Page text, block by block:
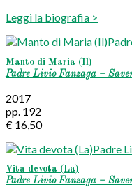
Leggi la biografia >
Manto di Maria (Il)
Padre Livio Fanzaga –
2017
pp. 192
€ 16,50
Vita devota (La)
Padre Livio Fanzaga –